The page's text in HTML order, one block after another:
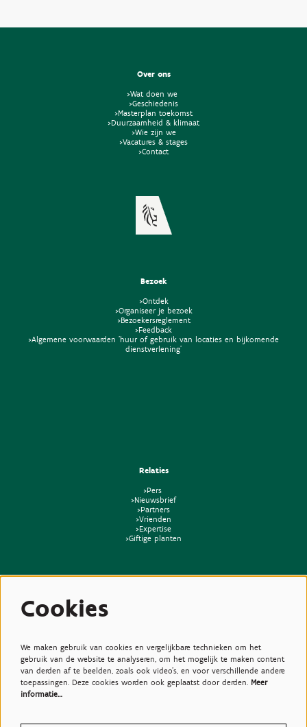
Over ons
>Wat doen we
>Geschiedenis
>Masterplan toekomst
>Duurzaamheid & klimaat
>Wie zijn we
>Vacatures & stages
>Contact
Bezoek
>Ontdek
>Organiseer je bezoek
>Bezoekersreglement
>Feedback
>Algemene voorwaarden 'huur of gebruik van locaties en bijkomende
dienstverlening'
Relaties
>Pers
>Nieuwsbrief
>Partners
>Vrienden
>Expertise
>Giftige planten
Cookies
We maken gebruik van cookies en vergelijkbare technieken om het
gebruik van de website te analyseren, om het mogelijk te maken content
van derden af te beelden, zoals ook video’s, en voor verschillende andere
toepassingen. Deze cookies worden ook geplaatst door derden. Meer
informatie…